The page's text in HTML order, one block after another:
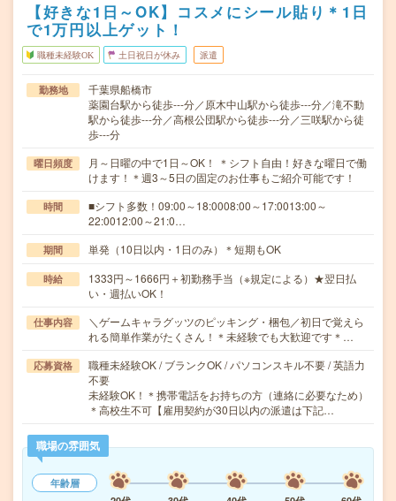
【好きな1日～OK】コスメにシール貼り＊1日
で1万円以上ゲット！
職種未経験OK 土日祝日が休み 派遣
勤務地
千葉県船橋市
薬園台駅から徒歩---分／原木中山駅から徒歩---分／滝不動
駅から徒歩---分／高根公団駅から徒歩---分／三咲駅から徒
歩---分
曜日頻度
月～日曜の中で1日～OK！ ＊シフト自由！好きな曜日で働
けます！＊週3～5日の固定のお仕事もご紹介可能です！
時間
■シフト多数！09:00～18:0008:00～17:0013:00～
22:0012:00～21:0…
期間 単発（10日以内・1日のみ）＊短期もOK
時給
1333円～1666円＋初勤務手当（※規定による）★翌日払
い・週払いOK！
仕事内容
＼ゲームキャラグッツのピッキング・梱包／初日で覚えら
れる簡単作業がたくさん！＊未経験でも大歓迎です＊…
応募資格
職種未経験OK / ブランクOK / パソコンスキル不要 / 英語力
不要
未経験OK！＊携帯電話をお持ちの方（連絡に必要なため）
＊高校生不可【雇用契約が30日以内の派遣は下記…
職場の雰囲気
年齢層